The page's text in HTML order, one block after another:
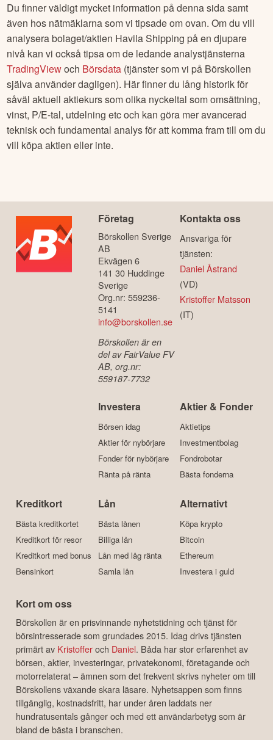
Du finner väldigt mycket information på denna sida samt
även hos nätmäklarna som vi tipsade om ovan. Om du vill
analysera bolaget/aktien Havila Shipping på en djupare
nivå kan vi också tipsa om de ledande analystjänsterna
TradingViewoch Börsdata (tjänster som vi på Börskollen
själva använder dagligen). Här finner du lång historik för
såväl aktuell aktiekurs som olika nyckeltal som omsättning,
vinst, P/E-tal, utdelning etc och kan göra mer avancerad
teknisk och fundamental analys för att komma fram till om du
vill köpa aktien eller inte.
Företag
Börskollen Sverige
AB
Ekvägen 6
141 30 Huddinge
Sverige
Org.nr: 559236-
5141
info@borskollen.se
Börskollen är en
del av FairValue FV
AB, org.nr:
559187-7732
Kontakta oss
Ansvariga för
tjänsten:
Daniel Åstrand
(VD)
Kristoffer Matsson
(IT)
Investera
Börsen idag
Aktier för nybörjare
Fonder för nybörjare
Ränta på ränta
Aktier & Fonder
Aktietips
Investmentbolag
Fondrobotar
Bästa fonderna
Kreditkort
Bästa kreditkortet
Kreditkort för resor
Kreditkort med bonus
Bensinkort
Lån
Bästa lånen
Billiga lån
Lån med låg ränta
Samla lån
Alternativt
Köpa krypto
Bitcoin
Ethereum
Investera i guld
Kort om oss
Börskollen är en prisvinnande nyhetstidning och tjänst för
börsintresserade som grundades 2015. Idag drivs tjänsten
primärt av Kristofferoch Daniel. Båda har stor erfarenhet av
börsen, aktier, investeringar, privatekonomi, företagande och
motorrelaterat – ämnen som det frekvent skrivs nyheter om till
Börskollens växande skara läsare. Nyhetsappen som finns
tillgänglig, kostnadsfritt, har under åren laddats ner
hundratusentals gånger och med ett användarbetyg som är
bland de bästa i branschen.